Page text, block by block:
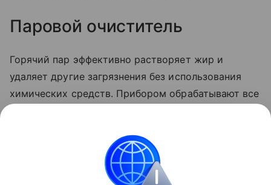
Паровой очиститель
Горячий пар эффективно растворяет жир и
удаляет другие загрязнения без использования
химических средств. Прибором обрабатывают все
Пароочиститель
выбор для быстрой и экологичной уборки.